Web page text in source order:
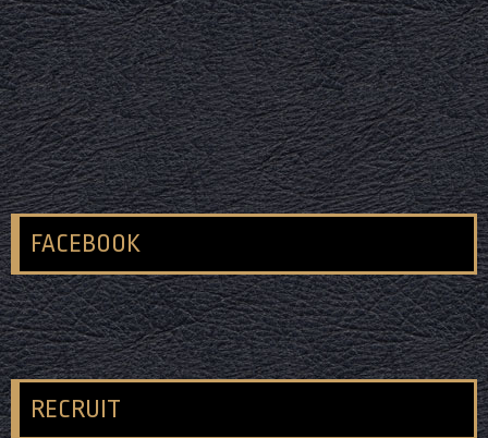
FACEBOOK
RECRUIT